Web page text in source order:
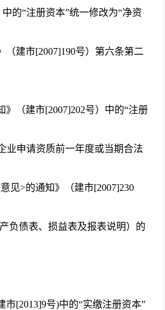
的“注册资本”统一修改为“净资
建市[2007]190号）第六条第二
（建市[2007]202号）中的“注册
申请资质前一年度或当期合法
>的通知》（建市[2007]230
债表、损益表及报表说明）的
[2013]9号)中的“实缴注册资本”